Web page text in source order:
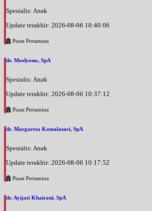
Spesialis: Anak
Update terakhir: 2026-08-06 10:40:06
Pusat Pertamina
dr. Moelyono, SpA
Spesialis: Anak
Update terakhir: 2026-08-06 10:37:12
Pusat Pertamina
dr. Margareta Komalasari, SpA
Spesialis: Anak
Update terakhir: 2026-08-06 10:17:52
Pusat Pertamina
dr. Ayijati Khairani, SpA